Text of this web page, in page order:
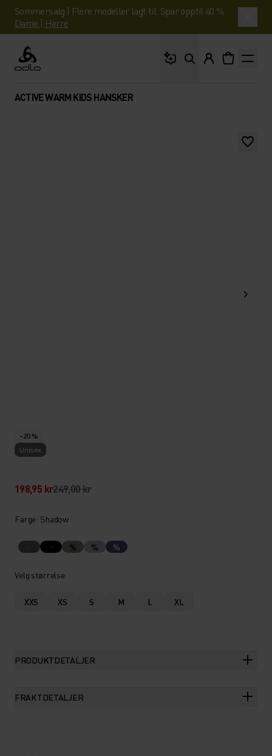
Sommersalg | Flere modeller lagt til. Spar opptil 40 %.
Dame | Herre
Odlo
ACTIVE WARM KIDS HANSKER
-20 %
Unisex
198,95 kr249,00 kr
Farge: Shadow
% % %
Velg størrelse
XXS XS S M L XL
PRODUKTDETALJER
FRAKTDETALJER